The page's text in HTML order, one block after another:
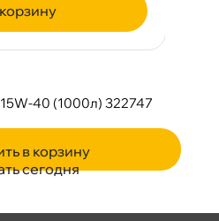
40 (1000л) 322747
в корзину
сегодня